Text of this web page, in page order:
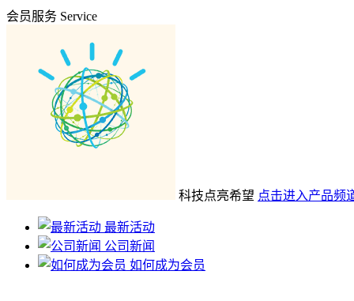
会员服务 Service
科技点亮希望 点击进入产品频
最新活动
公司新闻
如何成为会员